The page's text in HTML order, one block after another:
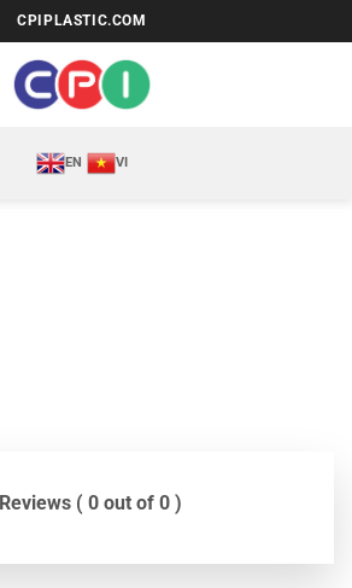
CPIPLASTIC.COM
EN VI
( 0 out of 0 )